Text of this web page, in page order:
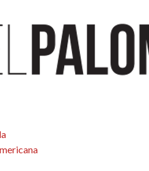
española y latinoamericana